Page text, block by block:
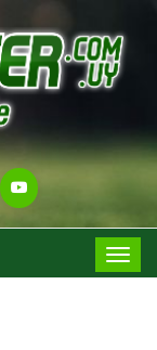
Toggle